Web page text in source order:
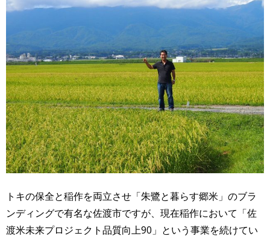
トキの保全と稲作を両立させ「朱鷺と暮らす郷米」のブラ
ンディングで有名な佐渡市ですが、現在稲作において「佐
渡米未来プロジェクト品質向上90」という事業を続けてい